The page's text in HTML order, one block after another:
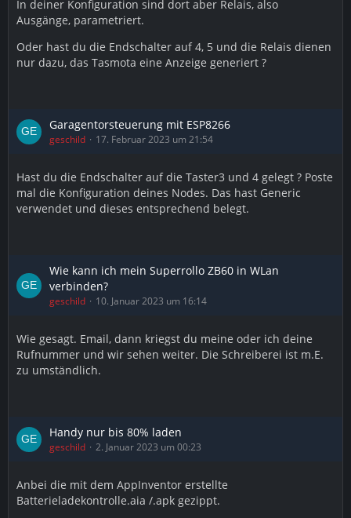
In deiner Konfiguration sind dort aber Relais, also
Ausgänge, parametriert.
Oder hast du die Endschalter auf 4, 5 und die Relais dienen
nur dazu, das Tasmota eine Anzeige generiert ?
Garagentorsteuerung mit ESP8266
geschild 17. Februar 2023 um 21:54
Hast du die Endschalter auf die Taster3 und 4 gelegt ? Poste
mal die Konfiguration deines Nodes. Das hast Generic
verwendet und dieses entsprechend belegt.
Wie kann ich mein Superrollo ZB60 in WLan
verbinden?
geschild 10. Januar 2023 um 16:14
Wie gesagt. Email, dann kriegst du meine oder ich deine
Rufnummer und wir sehen weiter. Die Schreiberei ist m.E.
zu umständlich.
Handy nur bis 80% laden
geschild 2. Januar 2023 um 00:23
Anbei die mit dem AppInventor erstellte
Batterieladekontrolle.aia /.apk gezippt.